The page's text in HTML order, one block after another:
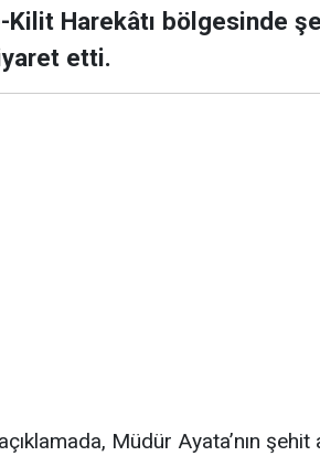
Kilit Harekâtı bölgesinde
etti.
Müdür Ayata’nın şehit